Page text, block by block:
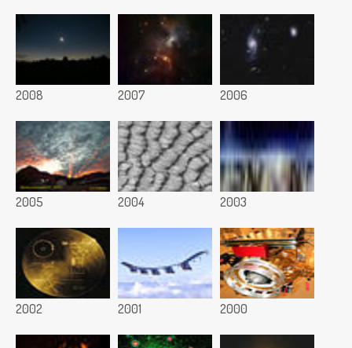
2008 2007 2006
2005 2004 2003
2002 2001 2000